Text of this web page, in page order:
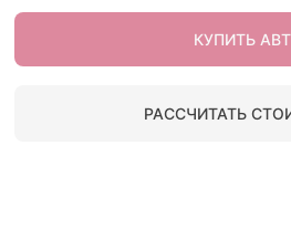
КУПИТЬ
РАССЧИТАТЬ